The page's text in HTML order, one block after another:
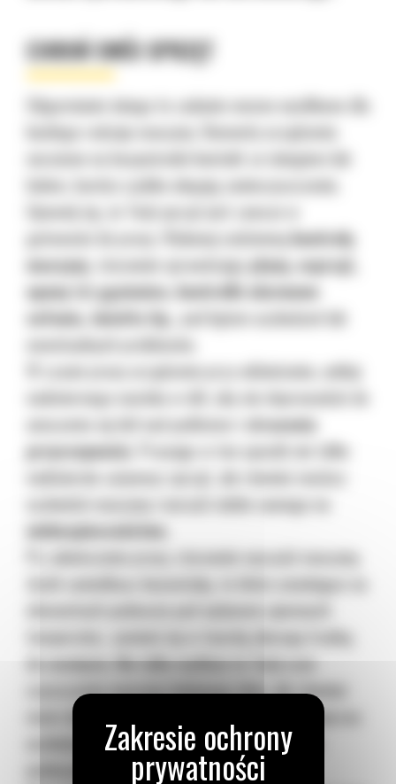
CHROŃ SWÓJ SPRZĘT
Odgarnianie śniegu to zadanie mocno wysiłkowe dla
każdego rodzaju maszyny. Elementy urządzenia
narażone na bezpośredni kontakt ze śniegiem lub
lodem, bardzo szybko ulegają zanieczyszczeniu.
Upewnij się, że Twój sprzęt jest zawsze w
gotowości do pracy. Wykonuj codziennąkontrolę
maszyny , starannie sprawdzającpłyny, osprzęt,
opony lubgąsienice, kontrolki alarmowe
cofania, światła itp.
, pod kątem uszkodzeń lub
ewentualnych problemów.
W czasie pracy urządzenia przy odśnieżaniu, unikaj
nadmiernego nacisku w dół, aby nie doprowadzić do
unoszenia się kół nad podłożem i
stracenia
przyczepności.
Pracując w ten sposób nie tylko
nadmiernie zużywasz sprzęt, ale również możesz
uszkodzić maszynę i narazić siebie samego na
niebezpieczeństwo.
Po zakończeniu pracy, starannie wyczyść maszynę.
Jeżeli zaniedbasz kosmetykę, to błoto osiadające na
elementach podwozia pod wpływem ujemnych
temperatur, zamieni się w twardą skorupę trudną
do usunięcia. Nie tylko wydłuży to Twój czas
czyszczenia maszyny kolejnego dnia, ale również
może doprowadzić do
poprzez
uszkodzenie układu jezdnego, np. elementów
podwozia gąsienicowego.